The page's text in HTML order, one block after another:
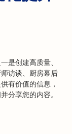
是创建高质量、
访谈、厨房幕后
有价值的信息，
分享您的内容。